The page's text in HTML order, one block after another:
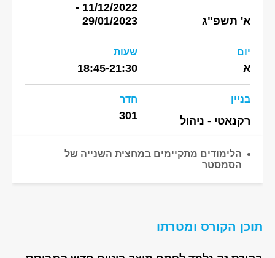
א' תשפ"ג
11/12/2022 -
29/01/2023
יום
א
שעות
18:45-21:30
בניין
רקנאטי - ניהול
חדר
301
הלימודים מתקיימים במחצית השנייה של
הסמסטר
תוכן הקורס ומטרתו